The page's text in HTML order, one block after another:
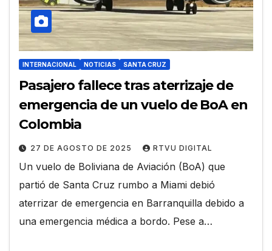
INTERNACIONAL NOTICIAS SANTA CRUZ
Pasajero fallece tras aterrizaje de
emergencia de un vuelo de BoA en
Colombia
27 DE AGOSTO DE 2025 RTVU DIGITAL
Un vuelo de Boliviana de Aviación (BoA) que
partió de Santa Cruz rumbo a Miami debió
aterrizar de emergencia en Barranquilla debido a
una emergencia médica a bordo. Pese a…